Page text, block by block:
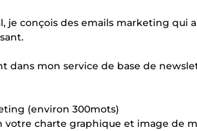
je conçois des emails marketing
dans mon service de base de
(environ 300mots)
charte graphique et image de